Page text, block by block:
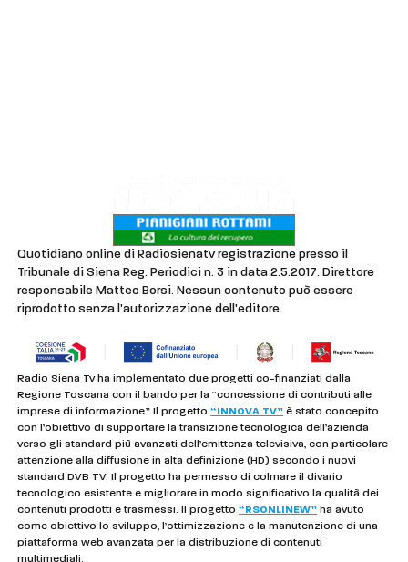
Quotidiano online di Radiosienatv registrazione presso il
Tribunale di Siena Reg. Periodici n. 3 in data 2.5.2017. Direttore
responsabile Matteo Borsi. Nessun contenuto può essere
riprodotto senza l'autorizzazione dell'editore.
Radio Siena Tv ha implementato due progetti co-finanziati dalla
Regione Toscana con il bando per la “concessione di contributi alle
imprese di informazione” Il progetto“INNOVA TV” è stato concepito
con l’obiettivo di supportare la transizione tecnologica dell’azienda
verso gli standard più avanzati dell’emittenza televisiva, con particolare
attenzione alla diffusione in alta definizione (HD) secondo i nuovi
standard DVB TV. Il progetto ha permesso di colmare il divario
tecnologico esistente e migliorare in modo significativo la qualità dei
contenuti prodotti e trasmessi. Il progetto“RSONLINEW” ha avuto
come obiettivo lo sviluppo, l’ottimizzazione e la manutenzione di una
piattaforma web avanzata per la distribuzione di contenuti
multimediali.